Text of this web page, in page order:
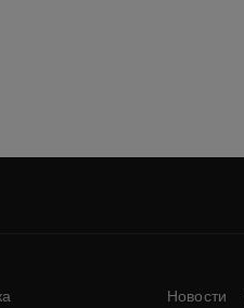
Новости